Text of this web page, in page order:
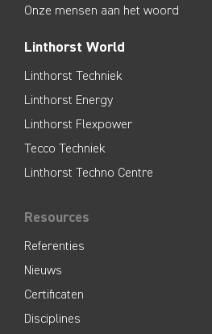
Onze mensen aan het woord
Linthorst World
Linthorst Techniek
Linthorst Energy
Linthorst Flexpower
Tecco Techniek
Linthorst Techno Centre
Resources
Referenties
Nieuws
Certificaten
Disciplines